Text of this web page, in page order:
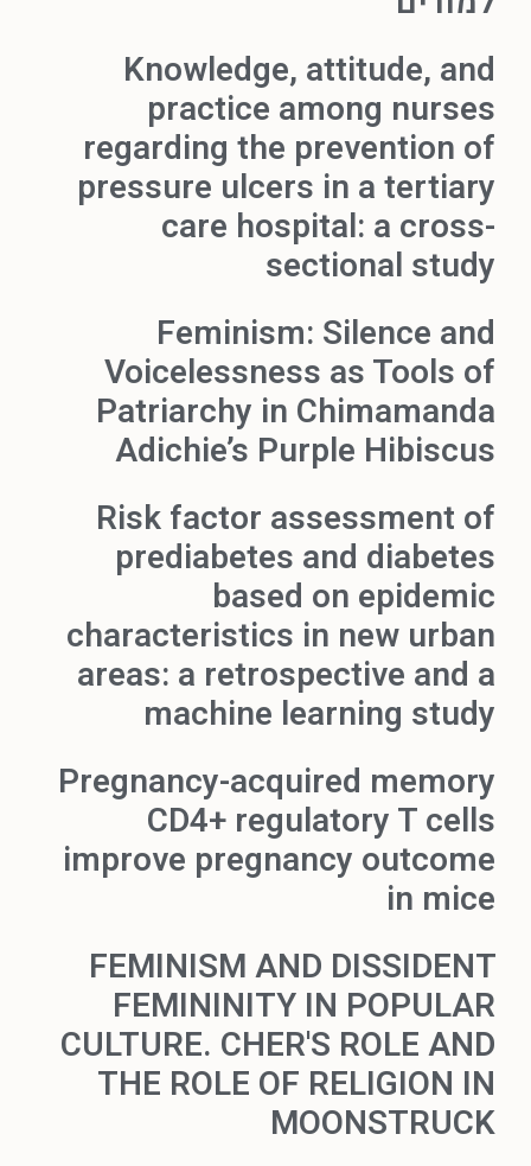
Knowledge, attitude, and
practice among nurses
regarding the prevention of
pressure ulcers in a tertiary
care hospital: a cross-
sectional study
Feminism: Silence and
Voicelessness as Tools of
Patriarchy in Chimamanda
Adichie’s Purple Hibiscus
Risk factor assessment of
prediabetes and diabetes
based on epidemic
characteristics in new urban
areas: a retrospective and a
machine learning study
Pregnancy-acquired memory
CD4+ regulatory T cells
improve pregnancy outcome
in mice
FEMINISM AND DISSIDENT
FEMININITY IN POPULAR
CULTURE. CHER'S ROLE AND
THE ROLE OF RELIGION IN
MOONSTRUCK